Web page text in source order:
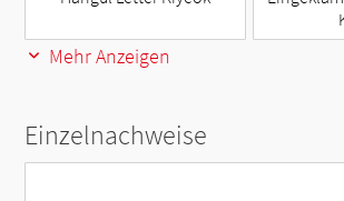
Mehr Anzeigen
Einzelnachweise